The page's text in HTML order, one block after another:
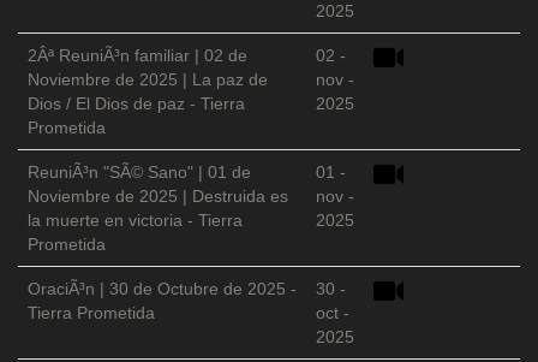
2025
2Âª ReuniÃ³n familiar | 02 de
Noviembre de 2025 | La paz de
Dios / El Dios de paz - Tierra
Prometida
02 -
nov -
2025
ReuniÃ³n "SÃ© Sano" | 01 de
Noviembre de 2025 | Destruida es
la muerte en victoria - Tierra
Prometida
01 -
nov -
2025
OraciÃ³n | 30 de Octubre de 2025 -
Tierra Prometida
30 -
oct -
2025